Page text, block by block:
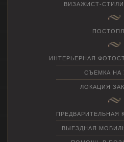
ВИЗАЖИСТ-
ИНТЕРЬЕРНАЯ
СЪЕМКА НА
ЛОКАЦИЯ
ПРЕДВАРИТЕЛЬНАЯ
ВЫЕЗДНАЯ